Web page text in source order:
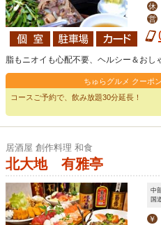
休
営
脂もニオイも心配不要、ヘルシー＆お
ちゅらグルメ クーポン
コースご予約で、飲み放題30分延長！
居酒屋 創作料理 和食
北大地 有雅亭
中
国
￥